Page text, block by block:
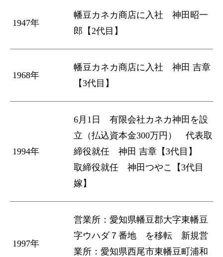
1947年
幡豆カネカ商店に入社 神田昭一
郎【2代目】
1968年
幡豆カネカ商店に入社 神田 吉章
【3代目】
1994年
6月1日 有限会社カネカ神田を設
立（払込資本金300万円） 代表取
締役就任 神田 吉章【3代目】
取締役就任 神田つやこ【3代目
嫁】
1997年
営業所：愛知県幡豆郡大字東幡豆
字ウハダ７番地 を移転 新規営
業所：愛知県西尾市東幡豆町浦和